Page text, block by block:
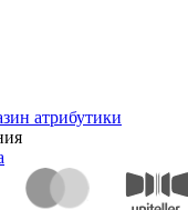
атрибутики